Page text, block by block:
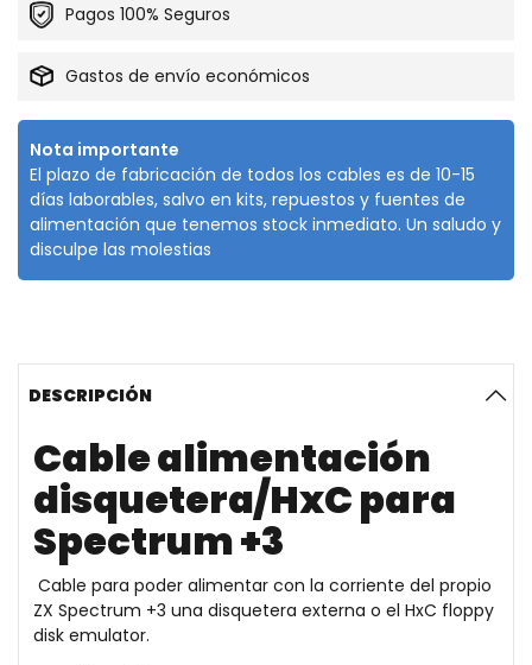
Pagos 100% Seguros
Gastos de envío económicos
Nota importante
El plazo de fabricación de todos los cables es de 10-15
días laborables, salvo en kits, repuestos y fuentes de
alimentación que tenemos stock inmediato. Un saludo y
disculpe las molestias
DESCRIPCIÓN
Cable alimentación
disquetera/HxC para
Spectrum +3
Cable para poder alimentar con la corriente del propio
ZX Spectrum +3 una disquetera externa o el HxC floppy
disk emulator.